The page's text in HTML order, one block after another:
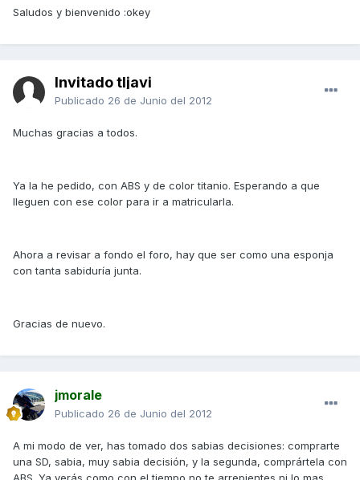
Saludos y bienvenido :okey
Invitado tljavi
Publicado 26 de Junio del 2012
Muchas gracias a todos.
Ya la he pedido, con ABS y de color titanio. Esperando a que
lleguen con ese color para ir a matricularla.
Ahora a revisar a fondo el foro, hay que ser como una esponja
con tanta sabiduría junta.
Gracias de nuevo.
jmorale
Publicado 26 de Junio del 2012
A mi modo de ver, has tomado dos sabias decisiones: comprarte
una SD, sabia, muy sabia decisión, y la segunda, comprártela con